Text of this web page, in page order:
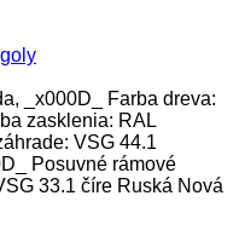
_x000D_ Farba dreva:
zasklenia: RAL
VSG 44.1
Posuvné rámové
33.1 číre Ruská Nová